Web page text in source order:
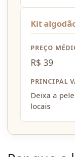
Kit
PREÇO
R$ 39
PRINCIPAL
Deixa a
locais